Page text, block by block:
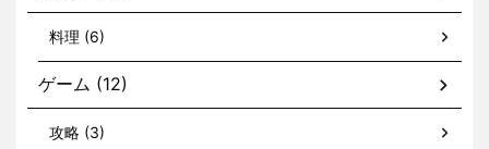
料理 (6)
ゲーム (12)
攻略 (3)